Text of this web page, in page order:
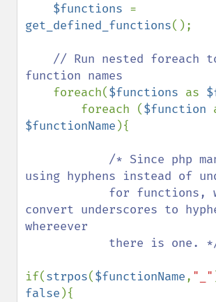
$functions
get_defined_functions();
// Run nested foreach
function names
foreach($functions as
        foreach (
$function
$functionName ){
/* Since php
using hyphens instead of
convert underscores to
whereever
if(strpos($functionName, "_"
false ){